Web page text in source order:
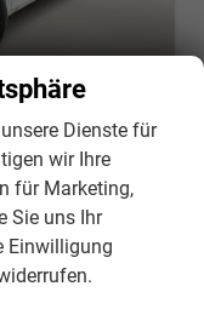
TotW Nav 16Z
Tageszulassung
Dienste für
wir Ihre
für Marketing,
Sie uns Ihr
Einwilligung